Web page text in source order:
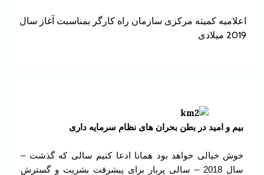
اعلامیه کمیته مرکزی سازمان راه کارگر بمناسبت آغاز سال
2019 میلادی
بیم و امید در بطن بحران های نظام سرمایه داری
خوش خیالی خواهد بود همانا ادعا کنیم سالی که گذشت –
سال 2018 – سالی پربار برای پیشرفت بشریت و گسترش